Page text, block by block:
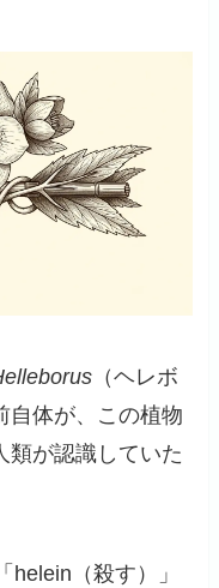
（ヘレボ
自体が、この植物
類が認識していた
helein（殺す）」